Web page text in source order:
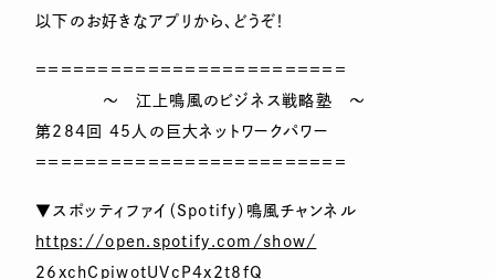
以下のお好きなアプリから、どうぞ！
＝＝＝＝＝＝＝＝＝＝＝＝＝＝＝＝＝＝＝＝＝＝＝＝＝
～ 江上鳴風のビジネス戦略塾 ～
第284回 45人の巨大ネットワークパワー
＝＝＝＝＝＝＝＝＝＝＝＝＝＝＝＝＝＝＝＝＝＝＝＝＝
▼スポッティファイ（Spotify）鳴風チャンネル
https://open.spotify.com/show/
26xchCpiwotUVcP4x2t8fQ